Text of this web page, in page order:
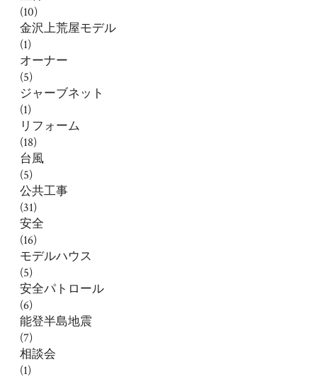
(10)
金沢上荒屋モデル
(1)
オーナー
(5)
ジャーブネット
(1)
リフォーム
(18)
台風
(5)
公共工事
(31)
安全
(16)
モデルハウス
(5)
安全パトロール
(6)
能登半島地震
(7)
相談会
(1)